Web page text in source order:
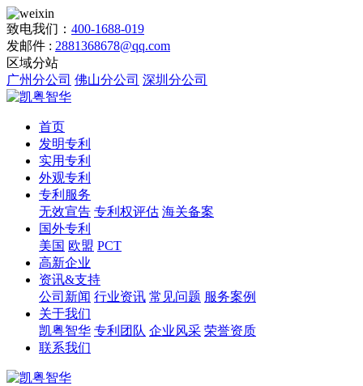
致电我们： 400-1688-019
发邮件 : 2881368678@qq.com
区域分站
广州分公司 佛山分公司 深圳分公司
首页
发明专利
实用专利
外观专利
专利服务
无效宣告 专利权评估 海关备案
国外专利
美国 欧盟 PCT
高新企业
资讯&支持
公司新闻 行业资讯 常见问题 服务案例
关于我们
凯粤智华 专利团队 企业风采 荣誉资质
联系我们